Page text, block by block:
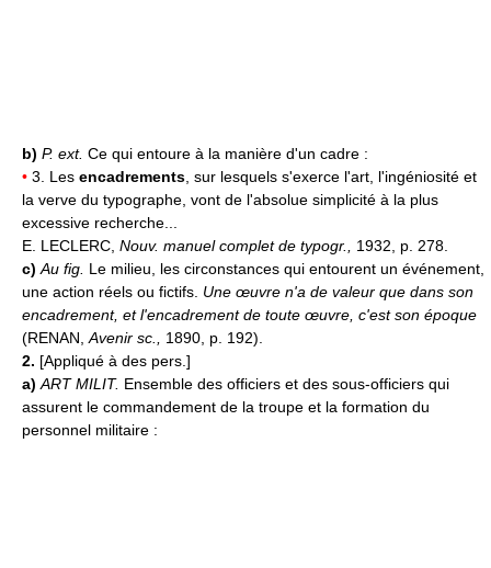
b) P. ext. Ce qui entoure à la manière d'un cadre :
• 3. Les encadrements , sur lesquels s'exerce l'art, l'ingéniosité et
la verve du typographe, vont de l'absolue simplicité à la plus
excessive recherche...
E. LECLERC, Nouv. manuel complet de typogr., 1932, p. 278.
c) Au fig. Le milieu, les circonstances qui entourent un événement,
une action réels ou fictifs. Une œuvre n'a de valeur que dans son
encadrement, et l'encadrement de toute œuvre, c'est son époque
(RENAN, Avenir sc., 1890, p. 192).
2. [Appliqué à des pers.]
a) ART MILIT. Ensemble des officiers et des sous-officiers qui
assurent le commandement de la troupe et la formation du
personnel militaire :